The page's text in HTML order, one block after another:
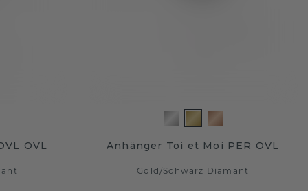
OVL Anhänger Toi et Moi PER OVL
Gold/Schwarz Diamant